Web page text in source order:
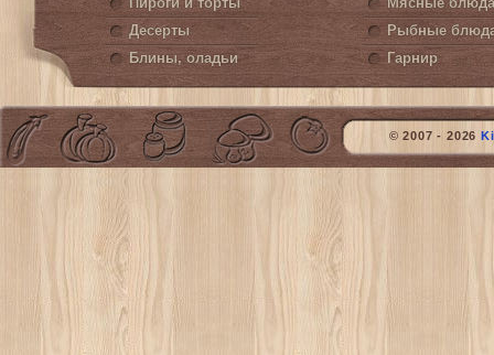
Десерты
Блины, оладьи
Рыбные
Гарнир
© 2007 - 2026